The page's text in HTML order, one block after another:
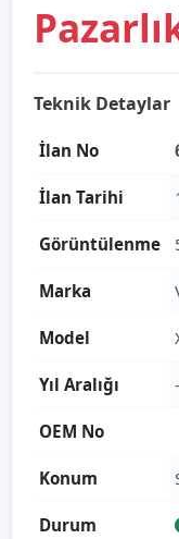
Teknik Detaylar
İlan No
İlan Tarihi
Görüntülenme
Marka
Model
Yıl Aralığı -
OEM No
Konum
Durum